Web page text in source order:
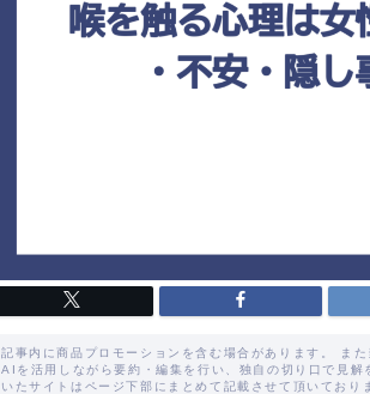
記事内に商品プロモーションを含む場合があります。 ま
AIを活用しながら要約・編集を行い、独自の切り口で見
いたサイトはページ下部にまとめて記載させて頂いており